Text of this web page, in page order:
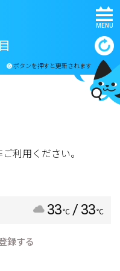
MENU
ボタンを押すと更新されます
利用ください。
33℃ / 33℃
録する